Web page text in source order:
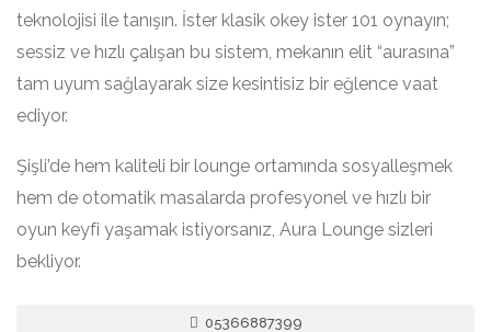
teknolojisi ile tanışın. İster klasik okey ister 101 oynayın;
sessiz ve hızlı çalışan bu sistem, mekanın elit “aurasına”
tam uyum sağlayarak size kesintisiz bir eğlence vaat
ediyor.
Şişli’de hem kaliteli bir lounge ortamında sosyalleşmek
hem de otomatik masalarda profesyonel ve hızlı bir
oyun keyfi yaşamak istiyorsanız, Aura Lounge sizleri
bekliyor.
05366887399